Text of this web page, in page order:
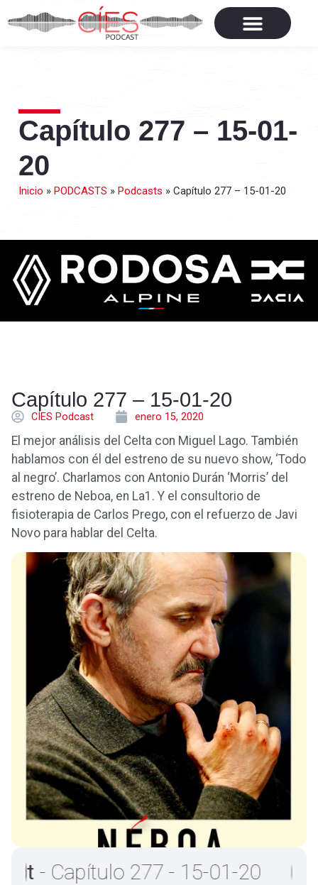
Capítulo 277 – 15-01-
20
Inicio » PODCASTS » Podcasts » Capítulo 277 – 15-01-20
Capítulo 277 – 15-01-20
CÍES Podcast enero 15, 2020
El mejor análisis del Celta con Miguel Lago. También
hablamos con él del estreno de su nuevo show, ‘Todo
al negro’. Charlamos con Antonio Durán ‘Morris’ del
estreno de Neboa, en La1. Y el consultorio de
fisioterapia de Carlos Prego, con el refuerzo de Javi
Novo para hablar del Celta.
Capítulo 277 - 15-01-20